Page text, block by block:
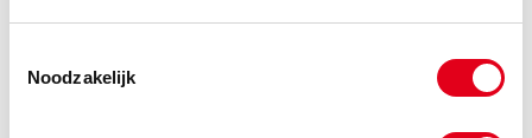
Noodzakelijk